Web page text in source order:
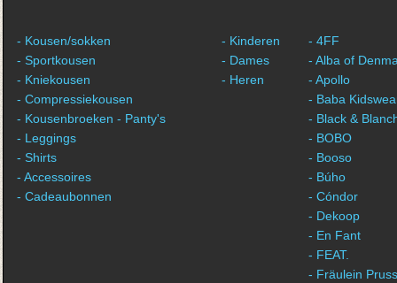
- Kousen/sokken
- Sportkousen
- Kniekousen
- Compressiekousen
- Kousenbroeken - Panty's
- Leggings
- Shirts
- Accessoires
- Cadeaubonnen
- Kinderen
- Dames
- Heren
- 4FF
- Alba of
- Apollo
- Baba
- Black &
- BOBO
- Booso
- Búho
- Cóndor
- Dekoop
- En Fant
- FEAT.
- Fräulein